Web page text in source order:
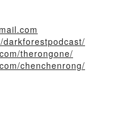
darkforestpodcast/
therongone/
chenchenrong/